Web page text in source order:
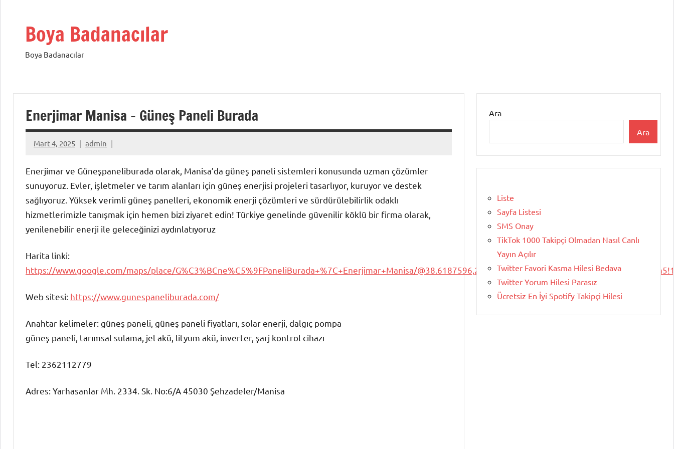
Boya Badanacılar
Boya Badanacılar
Enerjimar Manisa – Güneş Paneli Burada
Mart 4, 2025 admin
Enerjimar ve Güneşpaneliburada olarak, Manisa’da güneş paneli sistemleri konusunda uzman çözümler
sunuyoruz. Evler, işletmeler ve tarım alanları için güneş enerjisi projeleri tasarlıyor, kuruyor ve destek
sağlıyoruz. Yüksek verimli güneş panelleri, ekonomik enerji çözümleri ve sürdürülebilirlik odaklı
hizmetlerimizle tanışmak için hemen bizi ziyaret edin! Türkiye genelinde güvenilir köklü bir firma olarak,
yenilenebilir enerji ile geleceğinizi aydınlatıyoruz
Harita linki:
https://www.google.com/maps/place/G%C3%BCne%C5%9FPaneliBurada+%7C+Enerjimar+Manisa/@38.6187596,27.4192299,795m/
Web sitesi: https://www.gunespaneliburada.com/
Anahtar kelimeler: güneş paneli, güneş paneli fiyatları, solar enerji, dalgıç pompa
güneş paneli, tarımsal sulama, jel akü, lityum akü, inverter, şarj kontrol cihazı
Tel: 2362112779
Adres: Yarhasanlar Mh. 2334. Sk. No:6/A 45030 Şehzadeler/Manisa
Ara
Ara
Liste
Sayfa Listesi
SMS Onay
TikTok 1000 Takipçi Olmadan Nasıl Canlı
Yayın Açılır
Twitter Favori Kasma Hilesi Bedava
Twitter Yorum Hilesi Parasız
Ücretsiz En İyi Spotify Takipçi Hilesi